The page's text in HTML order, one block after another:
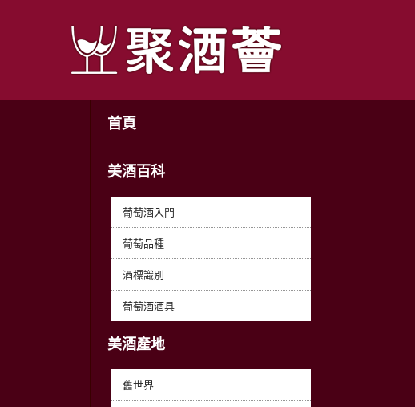
首頁
美酒百科
葡萄酒入門
葡萄品種
酒標識別
葡萄酒酒具
美酒產地
舊世界